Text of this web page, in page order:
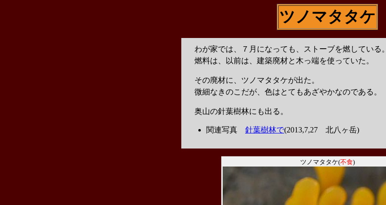
ツノマタタケ
わが家では、７月になっても、ストーブを燃している。
燃料は、以前は、建築廃材と木っ端を使っていた。
その廃材に、ツノマタタケが出た。
微細なきのこだが、色はとてもあざやかなのである。
奥山の針葉樹林にも出る。
関連写真 針葉樹林で(2013,7,27 北八ヶ岳)
ツノマタタケ(不食)